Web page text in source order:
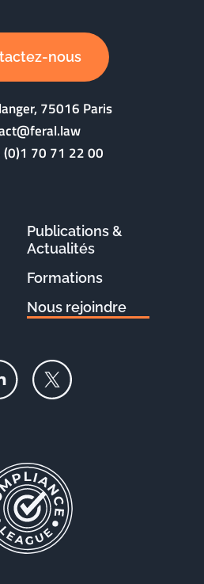
nous
75016 Paris
70 71 22 00
Publications &
Actualités
Formations
Nous rejoindre